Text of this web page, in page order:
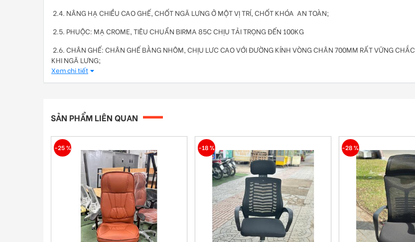
2.4. NÂNG HẠ CHIỀU CAO GHẾ, CHỐT NGÃ LƯNG Ở MỘT VỊ TRÍ, CHỐT KHÓA AN TOÀN;
2.5. PHUỘC: MẠ CROME, TIÊU CHUẨN BIRMA 85C CHỊU TẢI TRỌNG ĐẾN 100KG
2.6. CHÂN GHẾ: CHÂN GHẾ BẰNG NHÔM, CHỊU LƯC CAO VỚI ĐƯỜNG KÍNH VÒNG CHÂN 700MM RẤT VỮNG CHẮC
KHI NGÃ LƯNG;
Xem chi tiết
SẢN PHẨM LIÊN QUAN